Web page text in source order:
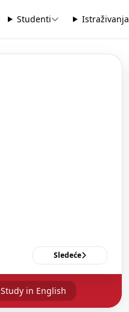
Studenti Istraživanja
Sledeće
Study in English